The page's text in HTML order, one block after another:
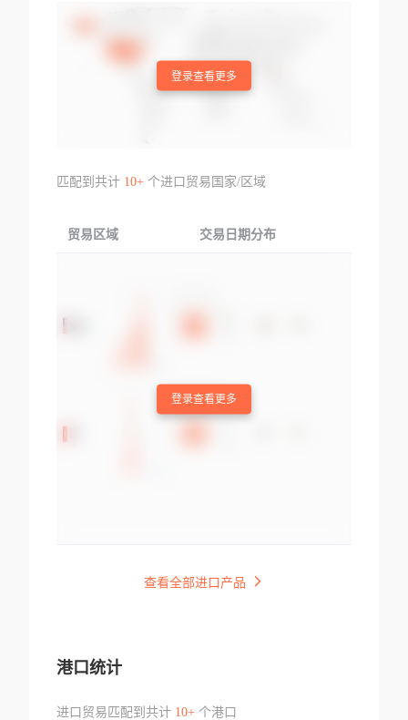
登录查看更多
匹配到共计 10+个进口贸易国家/区域
贸易区域 交易日期分布
登录查看更多
查看全部进口产品
港口统计
进口贸易匹配到共计 10+个港口